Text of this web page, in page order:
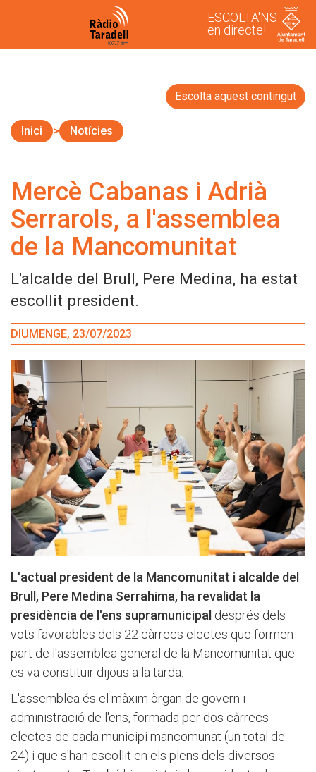
ESCOLTA'NS
en directe!
Escolta aquest contingut
Inici Notícies
Mercè Cabanas i Adrià
Serrarols, a l'assemblea
de la Mancomunitat
L'alcalde del Brull, Pere Medina, ha estat
escollit president.
DIUMENGE, 23/07/2023
L'actual president de la Mancomunitat i alcalde del
Brull, Pere Medina Serrahima, ha revalidat la
presidència de l'ens supramunicipal després dels
vots favorables dels 22 càrrecs electes que formen
part de l'assemblea general de la Mancomunitat que
es va constituir dijous a la tarda.
L'assemblea és el màxim òrgan de govern i
administració de l'ens, formada per dos càrrecs
electes de cada municipi mancomunat (un total de
24) i que s'han escollit en els plens dels diversos